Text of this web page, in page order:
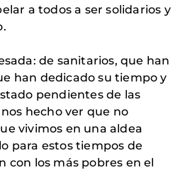
a todos a ser solidarios y
de sanitarios, que han
han dedicado su tiempo y
pendientes de las
hecho ver que no
vivimos en una aldea
para estos tiempos de
con los más pobres en el